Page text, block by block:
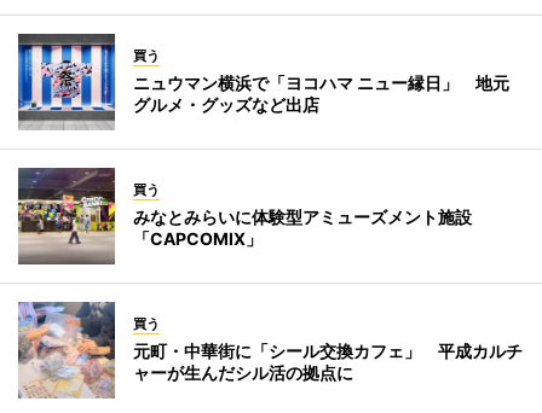
買う
ニュウマン横浜で「ヨコハマ ニュー縁日」 地元
グルメ・グッズなど出店
買う
みなとみらいに体験型アミューズメント施設
「CAPCOMIX」
買う
元町・中華街に「シール交換カフェ」 平成カルチ
ャーが生んだシル活の拠点に